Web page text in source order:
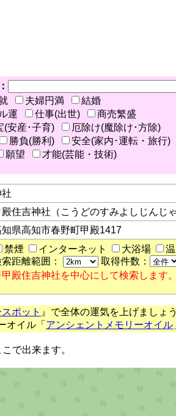
：
夫婦円満
結婚
運 仕事(出世)
商売繁盛
(安産･子育)
厄除け(魔除け･方除)
勝負(勝利)
安全(家内･運転・旅行)
願望 才能(芸能・技術)
殿住吉神社（こうどのすみよしじんじ
知県高知市春野町甲殿1417
禁煙 インターネット 大浴場
距離範囲：
取得件数：
殿住吉神社を中心にして検索します
ポット 』で全体の運気を上げましょ
オイル「 アンシェントメモリーオイル
で出来ます。